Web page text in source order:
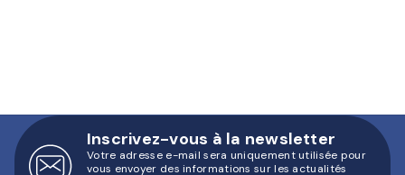
Inscrivez-vous à la newsletter
Votre adresse e-mail sera uniquement utilisée pour
vous envoyer des informations sur les actualités